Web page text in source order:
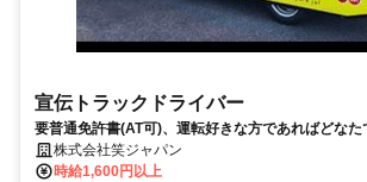
宣伝トラックドライバー
要普通免許書(AT可)、運転好きな方であればどな
な方活躍中！
株式会社笑ジャパン
時給1,600円以上